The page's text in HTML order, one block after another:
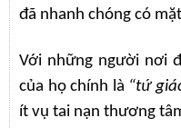
đã nhanh chóng có
Với những người nơi
của họ chính là “tứ
ít vụ tai nạn thương